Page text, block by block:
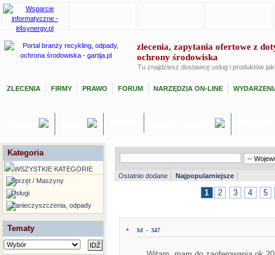
zlecenia, zapytania ofertowe z
ochrony środowiska
Tu znajdziesz dostawcę usług i produktów
ZLECENIA FIRMY PRAWO FORUM NARZĘDZIA ON-LINE
Kategoria
WSZYSTKIE KATEGORIE
Sprzęt / Maszyny
Usługi
Zanieczyszczenia, odpady
Tematy
Ostatnio dodane Najpopularniejsze
1 2 3 4 5
* Id - 347